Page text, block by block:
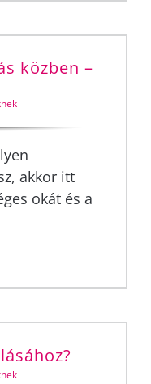
közben –
akkor itt
okát és a